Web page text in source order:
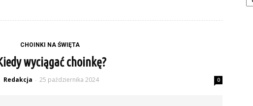
CHOINKI NA ŚWIĘTA
wyciągać choinkę?
Redakcja - 25 października 2024 0